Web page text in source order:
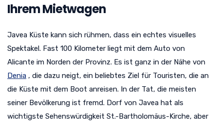
Ihrem Mietwagen
Javea Küste kann sich rühmen, dass ein echtes visuelles
Spektakel. Fast 100 Kilometer liegt mit dem Auto von
Alicante im Norden der Provinz. Es ist ganz in der Nähe von
Denia , die dazu neigt, ein beliebtes Ziel für Touristen, die an
die Küste mit dem Boot anreisen. In der Tat, die meisten
seiner Bevölkerung ist fremd. Dorf von Javea hat als
wichtigste Sehenswürdigkeit St.-Bartholomäus-Kirche, aber